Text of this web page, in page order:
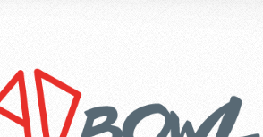
BadBowl Strasbourg